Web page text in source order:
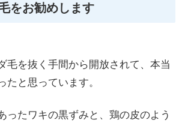
をお勧めします
毛を抜く手間から開放されて、本当
たと思っています。
ったワキの黒ずみと、鶏の皮のよう